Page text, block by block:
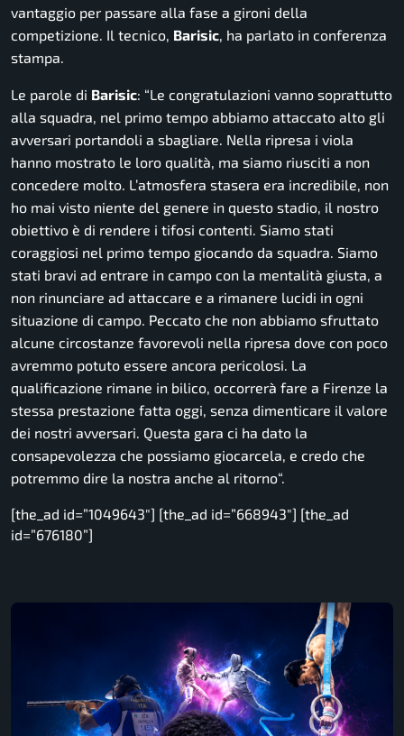
vantaggio per passare alla fase a gironi della
competizione. Il tecnico, Barisic, ha parlato in conferenza
stampa.
Le parole di Barisic: “Le congratulazioni vanno soprattutto
alla squadra, nel primo tempo abbiamo attaccato alto gli
avversari portandoli a sbagliare. Nella ripresa i viola
hanno mostrato le loro qualità, ma siamo riusciti a non
concedere molto. L’atmosfera stasera era incredibile, non
ho mai visto niente del genere in questo stadio, il nostro
obiettivo è di rendere i tifosi contenti. Siamo stati
coraggiosi nel primo tempo giocando da squadra. Siamo
stati bravi ad entrare in campo con la mentalità giusta, a
non rinunciare ad attaccare e a rimanere lucidi in ogni
situazione di campo. Peccato che non abbiamo sfruttato
alcune circostanze favorevoli nella ripresa dove con poco
avremmo potuto essere ancora pericolosi. La
qualificazione rimane in bilico, occorrerà fare a Firenze la
stessa prestazione fatta oggi, senza dimenticare il valore
dei nostri avversari. Questa gara ci ha dato la
consapevolezza che possiamo giocarcela, e credo che
potremmo dire la nostra anche al ritorno“.
[the_ad id=”1049643″] [the_ad id=”668943″] [the_ad
id=”676180”]